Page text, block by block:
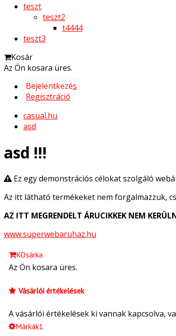
teszt
teszt2
t4444
teszt3
Kosár
Az Ön kosara üres.
Bejelentkezés
Regisztráció
casual.hu
asd
asd !!!
Ez egy demonstrációs célokat szolgáló
Az itt látható termékeket nem forgalmazzuk,
AZ ITT MEGRENDELT ÁRUCIKKEK NEM
www.superwebaruhaz.hu
KOsárka
Az Ön kosara üres.
Vásárlói értékelések
A vásárlói értékelések ki vannak kapcsolva,
Márkák1